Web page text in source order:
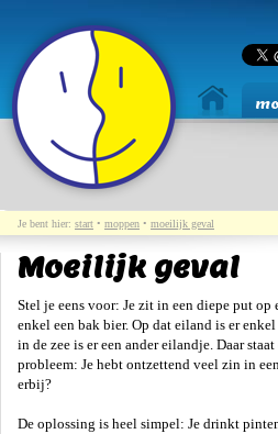
Je bent hier: start • moppen • moeilijk geval
Moeilijk geval
Stel je eens voor: Je zit in een diepe put
enkel een bak bier. Op dat eiland is er
in de zee is er een ander eilandje. Daar
probleem: Je hebt ontzettend veel zin in
erbij?
De oplossing is heel simpel: Je drinkt